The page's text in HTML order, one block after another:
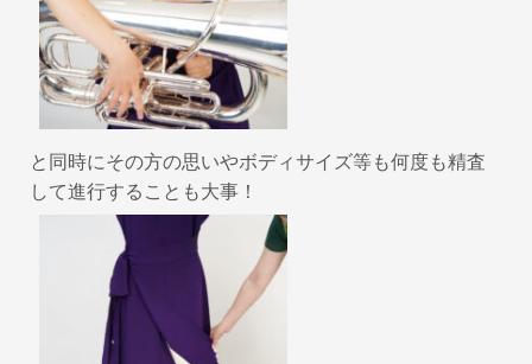
と同時にその方の思いやボディサイズ等も何度も精査
して進行することも大事！